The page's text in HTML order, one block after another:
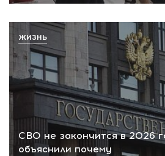
СВО не закончится в 2026
объяснили почему
ЖИЗНЬ